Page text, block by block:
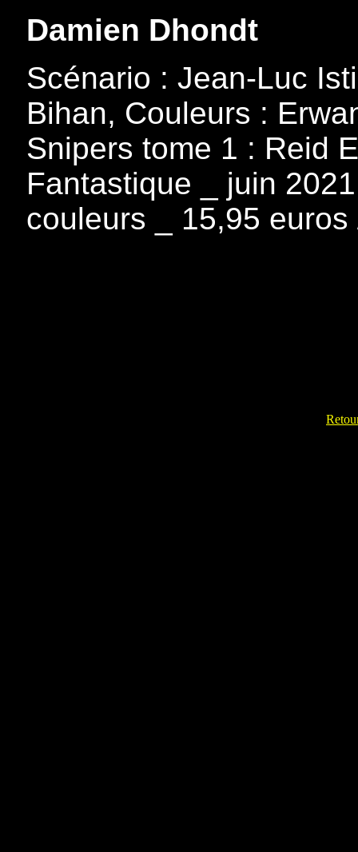
Damien Dhondt
Scénario : Jean-Luc
Bihan, Couleurs :
Snipers tome 1 : Reid
Fantastique _ juin
couleurs _ 15,95